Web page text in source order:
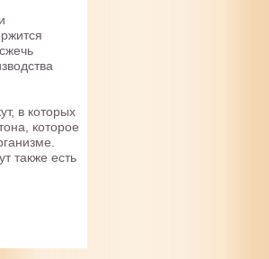
в которых
которое
также есть